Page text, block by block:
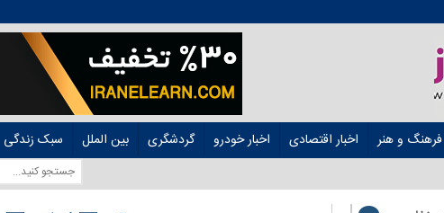
فرهنگ و هنر اخبار اقتصادی اخبار خودرو گردشگری بین الملل سبک زندگی